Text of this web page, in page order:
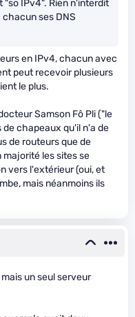
"so IPv4". Rien n'interdit
ses DNS
en IPv4, chacun avec
peut recevoir plusieurs
le plus.
Samson Fô Pli ("le
chapeaux qu'il n'a de
de routeurs que de
les sites se
vers l'extérieur (oui, et
mais néanmoins ils
un seul serveur